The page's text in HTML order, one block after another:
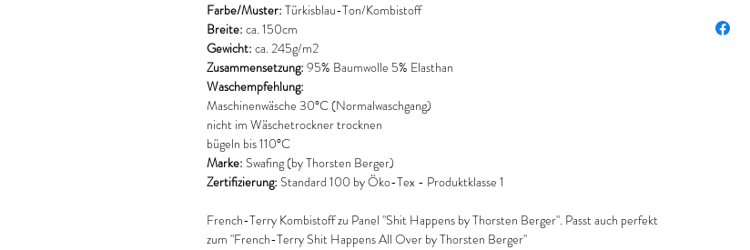
Farbe/Muster: Türkisblau-Ton/Kombistoff
Breite: ca. 150cm
Gewicht: ca. 245g/m2
Zusammensetzung: 95% Baumwolle 5% Elasthan
Waschempfehlung:
Maschinenwäsche 30°C (Normalwaschgang)
nicht im Wäschetrockner trocknen
bügeln bis 110°C
Marke: Swafing (by Thorsten Berger)
Zertifizierung: Standard 100 by Öko-Tex - Produktklasse 1
French-Terry Kombistoff zu Panel "Shit Happens by Thorsten Berger". Passt auch perfekt
zum "French-Terry Shit Happens All Over by Thorsten Berger"